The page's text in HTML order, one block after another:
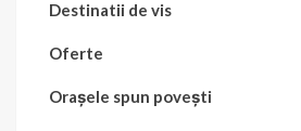
Destinatii de vis
Oferte
Orașele spun povești